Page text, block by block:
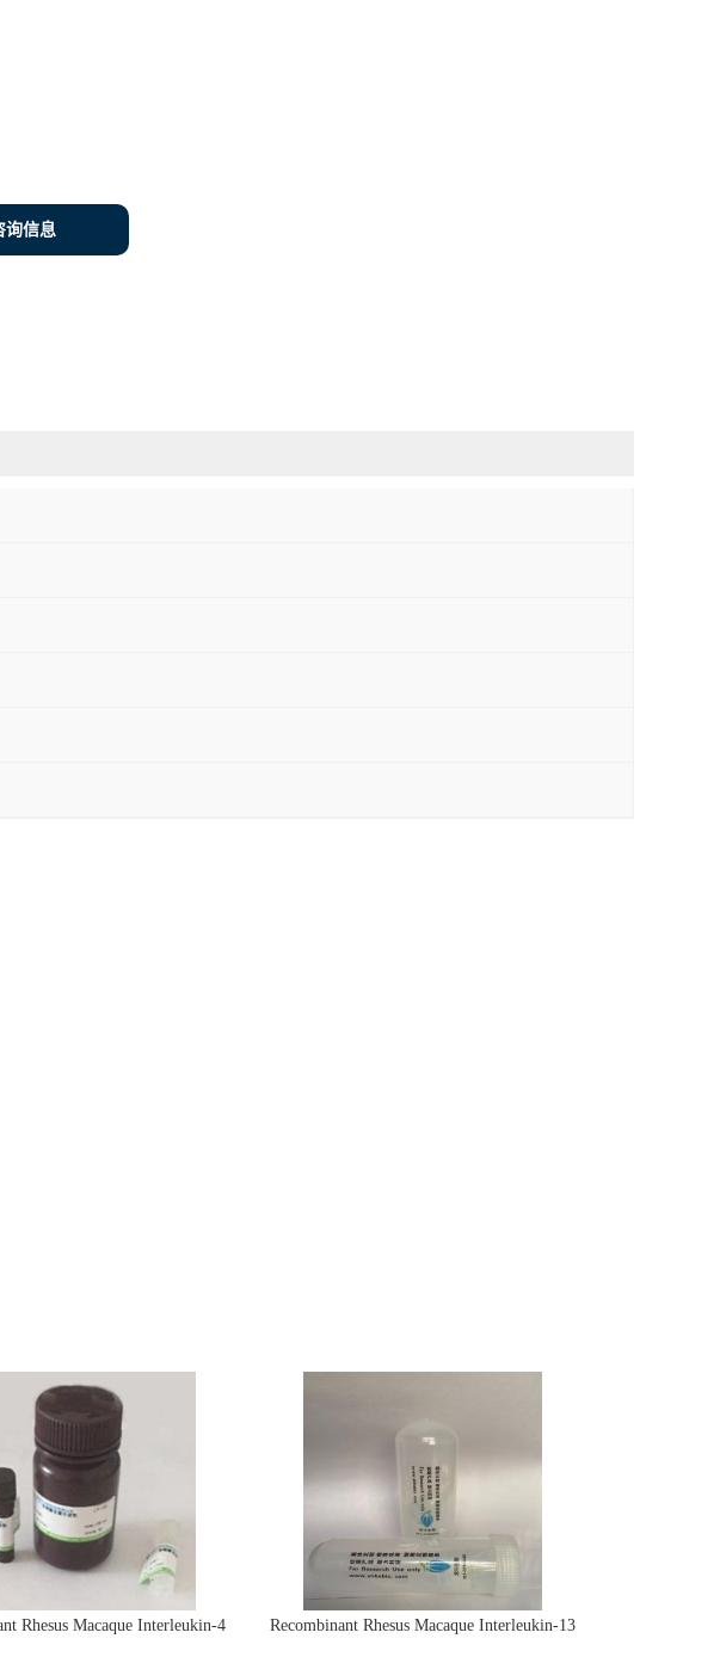
询信息
Rhesus Macaque Interleukin-4
Recombinant Rhesus Macaque Interleukin-13